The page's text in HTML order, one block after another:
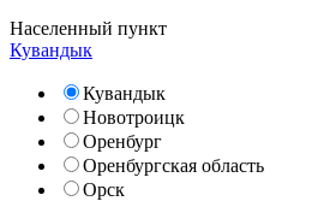
Населенный пункт
Кувандык
Кувандык
Новотроицк
Оренбург
Оренбургская область
Орск